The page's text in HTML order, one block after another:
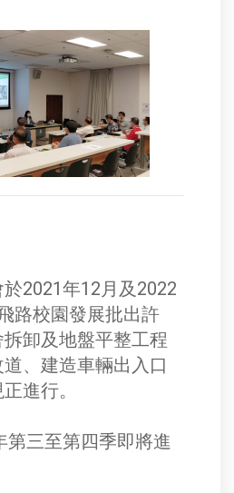
2021年12月及2022
路校園發展批出許
卸及地盤平整工程
、建造車輛出入口
進行。
第三至第四季即將進